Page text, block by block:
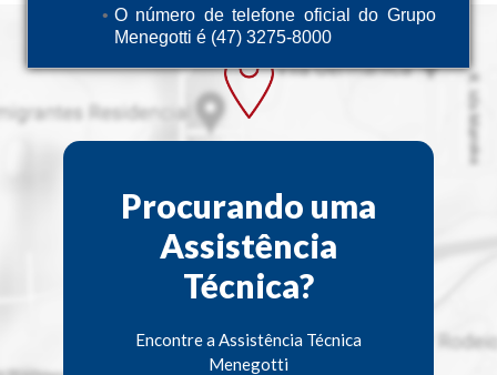
O número de telefone oficial do Grupo
Menegotti é (47) 3275-8000
Procurando uma
Assistência
Técnica?
Encontre a Assistência Técnica
Menegotti